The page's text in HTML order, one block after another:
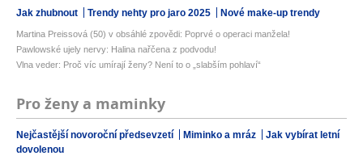
Jak zhubnout Trendy nehty pro jaro 2025 Nové make-up trendy
Martina Preissová (50) v obsáhlé zpovědi: Poprvé o operaci manžela!
Pawlowské ujely nervy: Halina nařčena z podvodu!
Vlna veder: Proč víc umírají ženy? Není to o „slabším pohlaví“
Pro ženy a maminky
Nejčastější novoroční předsevzetí Miminko a mráz
Jak vybírat letní
dovolenou